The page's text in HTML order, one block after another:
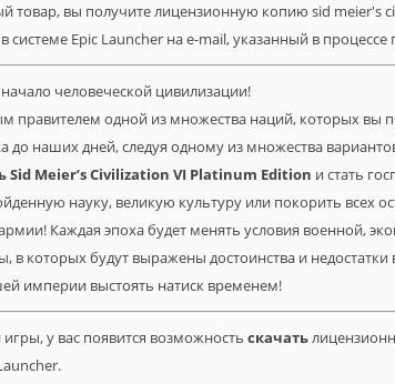
товар, вы получите лицензионную копию sid meier's
системе Epic Launcher на e-mail, указанный в процессе
человеческой цивилизации!
правителем одной из множества наций, которых вы
до наших дней, следуя одному из множества
Sid Meier’s Civilization VI Platinum Edition и стать
науку, великую культуру или покорить всех
Каждая эпоха будет менять условия военной,
в которых будут выражены достоинства и
империи выстоять натиск временем!
у вас появится возможность скачать